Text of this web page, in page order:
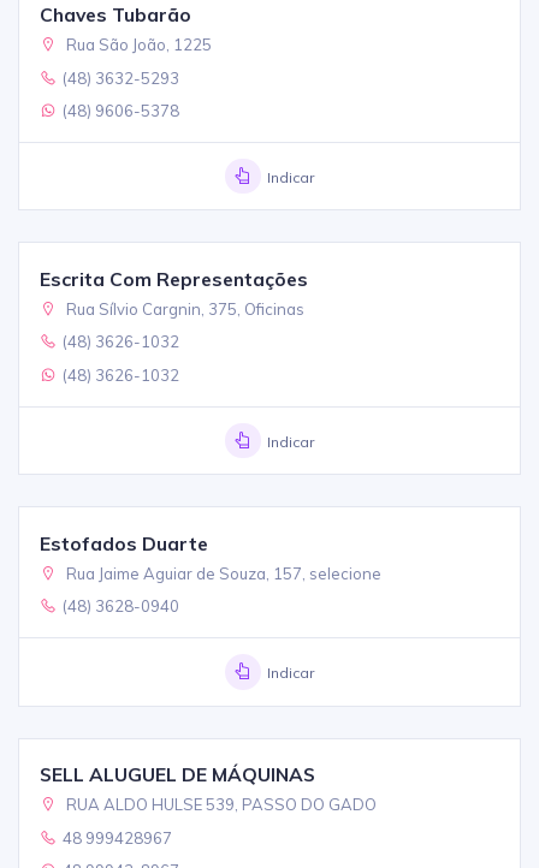
Chaves Tubarão
Rua São João, 1225
(48) 3632-5293
(48) 9606-5378
Indicar
Escrita Com Representações
Rua Sílvio Cargnin, 375, Oficinas
(48) 3626-1032
(48) 3626-1032
Indicar
Estofados Duarte
Rua Jaime Aguiar de Souza, 157, selecione
(48) 3628-0940
Indicar
SELL ALUGUEL DE MÁQUINAS
RUA ALDO HULSE 539, PASSO DO GADO
48 999428967